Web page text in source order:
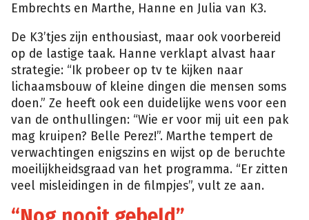
Embrechts en Marthe, Hanne en Julia van K3.
De K3’tjes zijn enthousiast, maar ook voorbereid
op de lastige taak. Hanne verklapt alvast haar
strategie: “Ik probeer op tv te kijken naar
lichaamsbouw of kleine dingen die mensen soms
doen.” Ze heeft ook een duidelijke wens voor een
van de onthullingen: “Wie er voor mij uit een pak
mag kruipen? Belle Perez!”. Marthe tempert de
verwachtingen enigszins en wijst op de beruchte
moeilijkheidsgraad van het programma. “Er zitten
veel misleidingen in de filmpjes”, vult ze aan.